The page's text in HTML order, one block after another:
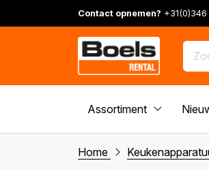
Contact opnemen?
Assortiment
Home